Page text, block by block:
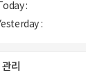
Today :
:
관리